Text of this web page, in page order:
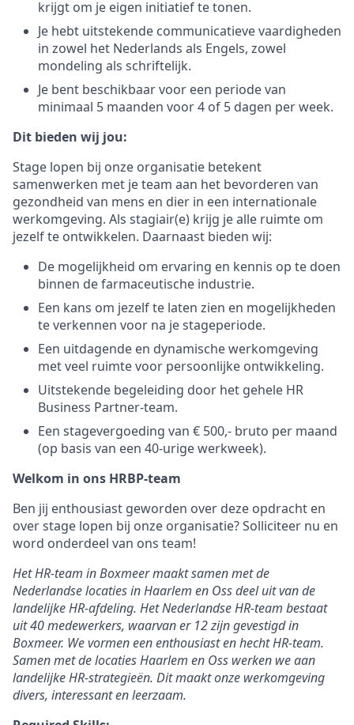
krijgt om je eigen initiatief te tonen.
Je hebt uitstekende communicatieve vaardigheden
in zowel het Nederlands als Engels, zowel
mondeling als schriftelijk.
Je bent beschikbaar voor een periode van
minimaal 5 maanden voor 4 of 5 dagen per week.
Dit bieden wij jou:
Stage lopen bij onze organisatie betekent
samenwerken met je team aan het bevorderen van
gezondheid van mens en dier in een internationale
werkomgeving. Als stagiair(e) krijg je alle ruimte om
jezelf te ontwikkelen. Daarnaast bieden wij:
De mogelijkheid om ervaring en kennis op te doen
binnen de farmaceutische industrie.
Een kans om jezelf te laten zien en mogelijkheden
te verkennen voor na je stageperiode.
Een uitdagende en dynamische werkomgeving
met veel ruimte voor persoonlijke ontwikkeling.
Uitstekende begeleiding door het gehele HR
Business Partner-team.
Een stagevergoeding van € 500,- bruto per maand
(op basis van een 40-urige werkweek).
Welkom in ons HRBP-team
Ben jij enthousiast geworden over deze opdracht en
over stage lopen bij onze organisatie? Solliciteer nu en
word onderdeel van ons team!
Het HR-team in Boxmeer maakt samen met de
Nederlandse locaties in Haarlem en Oss deel uit van de
landelijke HR-afdeling. Het Nederlandse HR-team bestaat
uit 40 medewerkers, waarvan er 12 zijn gevestigd in
Boxmeer. We vormen een enthousiast en hecht HR-team.
Samen met de locaties Haarlem en Oss werken we aan
landelijke HR-strategieën. Dit maakt onze werkomgeving
divers, interessant en leerzaam.